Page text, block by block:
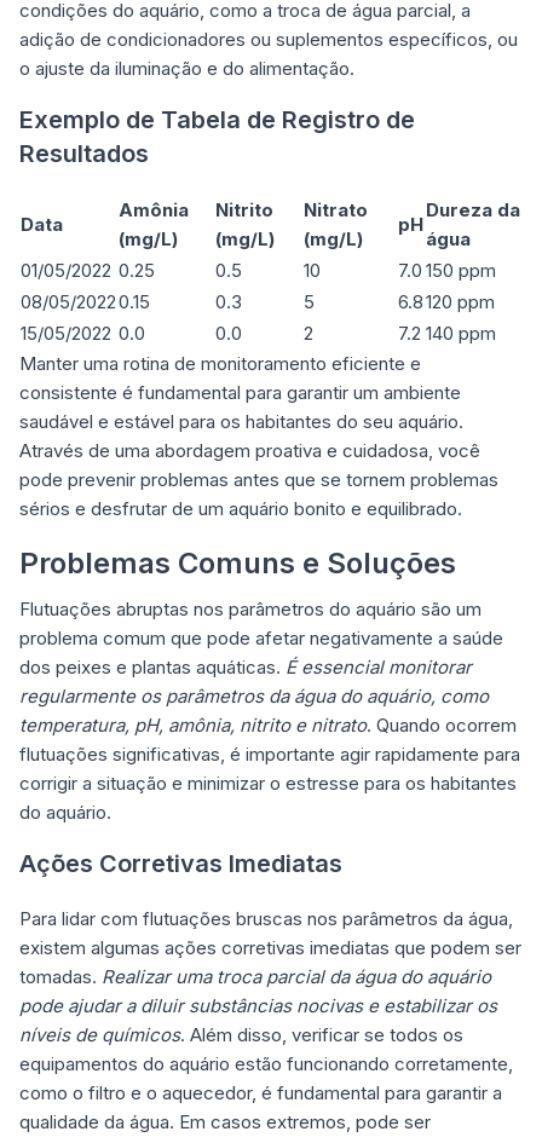
condições do aquário, como a troca de água parcial, a
adição de condicionadores ou suplementos específicos, ou
o ajuste da iluminação e do alimentação.
Exemplo de Tabela de Registro de
Resultados
Data
Amônia
(mg/L)
Nitrito
(mg/L)
Nitrato
(mg/L)
pH
Dureza da
água
01/05/2022 0.25 0.5 10 7.0 150 ppm
08/05/20220.15 0.3 5 6.8120 ppm
15/05/2022 0.0 0.0 2 7.2 140 ppm
Manter uma rotina de monitoramento eficiente e
consistente é fundamental para garantir um ambiente
saudável e estável para os habitantes do seu aquário.
Através de uma abordagem proativa e cuidadosa, você
pode prevenir problemas antes que se tornem problemas
sérios e desfrutar de um aquário bonito e equilibrado.
Problemas Comuns e Soluções
Flutuações abruptas nos parâmetros do aquário são um
problema comum que pode afetar negativamente a saúde
dos peixes e plantas aquáticas. É essencial monitorar
regularmente os parâmetros da água do aquário, como
temperatura, pH, amônia, nitrito e nitrato. Quando ocorrem
flutuações significativas, é importante agir rapidamente para
corrigir a situação e minimizar o estresse para os habitantes
do aquário.
Ações Corretivas Imediatas
Para lidar com flutuações bruscas nos parâmetros da água,
existem algumas ações corretivas imediatas que podem ser
tomadas. Realizar uma troca parcial da água do aquário
pode ajudar a diluir substâncias nocivas e estabilizar os
níveis de químicos. Além disso, verificar se todos os
equipamentos do aquário estão funcionando corretamente,
como o filtro e o aquecedor, é fundamental para garantir a
qualidade da água. Em casos extremos, pode ser